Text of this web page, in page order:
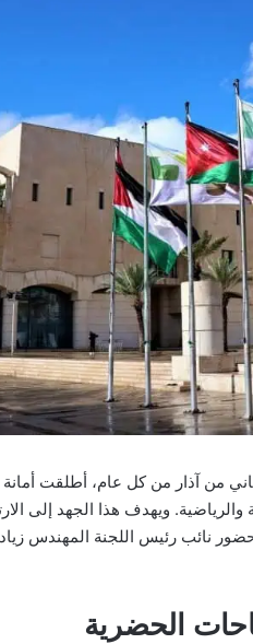
من آذار من كل عام، أطلقت
والرياضية. ويهدف هذا الجهد إلى
نائب رئيس اللجنة المهندس زياد
الحضرية